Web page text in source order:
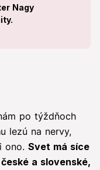
Nagy
po týždňoch
lezú na nervy,
ono. Svet má síce
a slovenské,